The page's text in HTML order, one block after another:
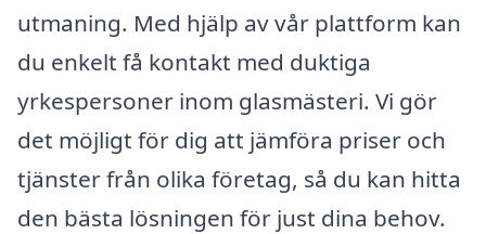
utmaning. Med hjälp av vår plattform kan
du enkelt få kontakt med duktiga
yrkespersoner inom glasmästeri. Vi gör
det möjligt för dig att jämföra priser och
tjänster från olika företag, så du kan hitta
den bästa lösningen för just dina behov.